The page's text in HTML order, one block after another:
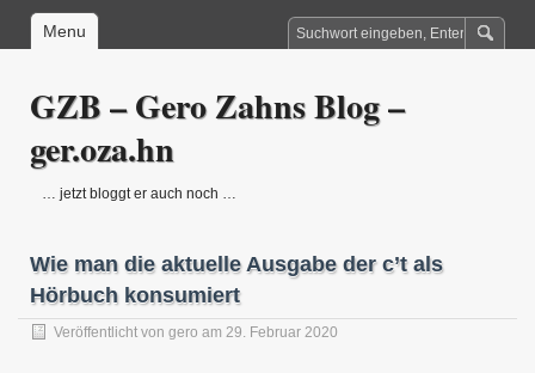
Menu
GZB – Gero Zahns Blog –
ger.oza.hn
… jetzt bloggt er auch noch …
Wie man die aktuelle Ausgabe der c’t als
Hörbuch konsumiert
Veröffentlicht von gero am 29. Februar 2020